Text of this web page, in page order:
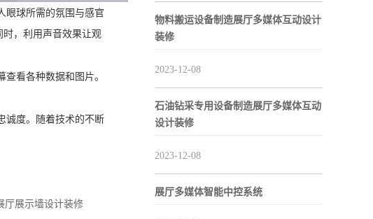
眼球所需的氛围与感官
，利用声音效果让观
看各种数据和图片。
诚度。随着技术的不断
厅展示墙设计装修
物料搬运设备制造展厅多媒体互动设计
装修
2023-12-08
石油钻采专用设备制造展厅多媒体互动
设计装修
2023-12-08
展厅多媒体智能中控系统